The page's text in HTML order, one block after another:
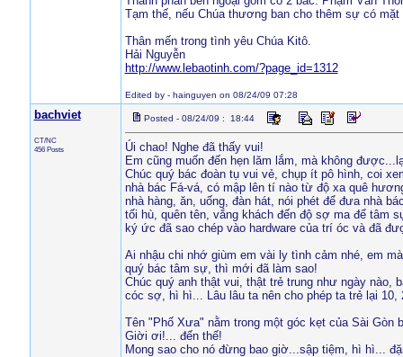
Tạm thế, nếu Chúa thương ban cho thêm sự có
Thân mến trong tình yêu Chúa Kitô.
Hải Nguyễn
http://www.lebaotinh.com/?page_id=1312
Edited by - hainguyen on 08/24/09 07:28
bachviet
CT/NC
456 Posts
Posted - 08/24/09 : 18:44
Úi chao! Nghe đã thấy vui!
Em cũng muốn đến hẹn lăm lắm, mà không
Chúc quý bác đoàn tụ vui vẻ, chụp ít pô hình, coi
nhà bác Fá-vá, có mập lên tí nào từ độ xa quê
nhà hàng, ăn, uống, đàn hát, nói phét để đưa nhà
tối hù, quên tên, vắng khách đến độ sợ ma để tâm
ký ức đã sao chép vào hardware của trí óc và đã
Ai nhậu chi nhớ giùm em vài ly tình cảm nhé, em
quý bác tâm sự, thì mới đã làm sao!
Chúc quý anh thật vui, thật trẻ trung như ngày nào,
cóc sợ, hì hì... Lâu lâu ta nên cho phép ta trẻ lại
Tên "Phố Xưa" nằm trong một góc kẹt của Sài Gòn
Giời ơi!... đến thế!
Mong sao cho nó đừng bao giờ...sập tiệm, hì hì...